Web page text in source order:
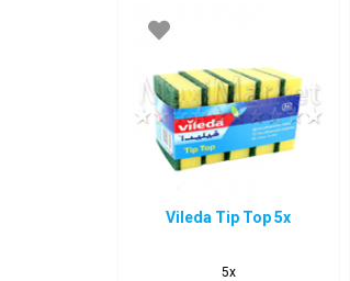
Vileda Tip Top 5x
5x